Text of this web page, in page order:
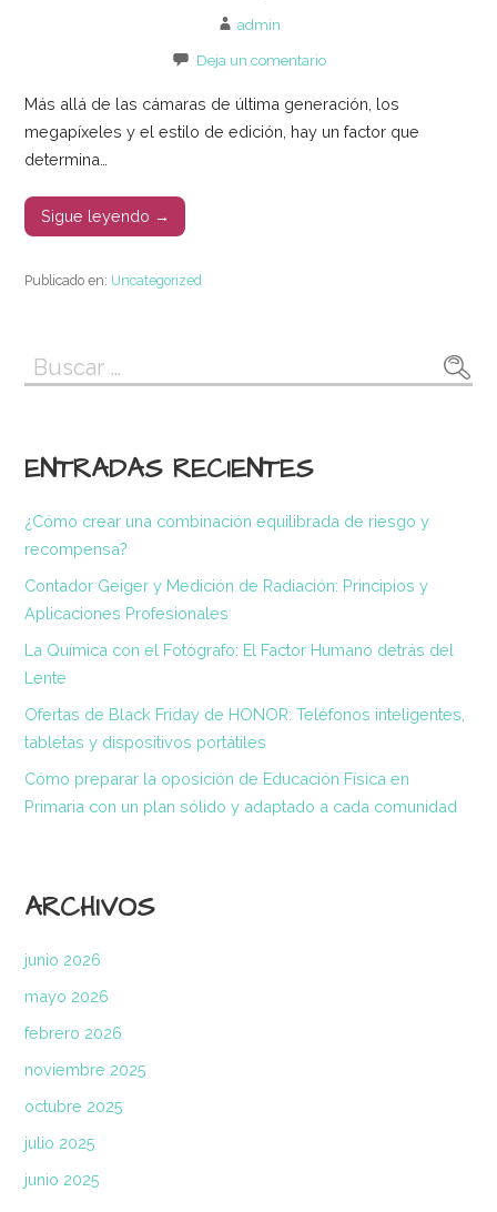
admin
Deja un comentario
Más allá de las cámaras de última generación, los
megapíxeles y el estilo de edición, hay un factor que
determina…
Sigue leyendo →
Publicado en: Uncategorized
Buscar:
ENTRADAS RECIENTES
¿Cómo crear una combinación equilibrada de riesgo y
recompensa?
Contador Geiger y Medición de Radiación: Principios y
Aplicaciones Profesionales
La Química con el Fotógrafo: El Factor Humano detrás del
Lente
Ofertas de Black Friday de HONOR: Teléfonos inteligentes,
tabletas y dispositivos portátiles
Cómo preparar la oposición de Educación Física en
Primaria con un plan sólido y adaptado a cada comunidad
ARCHIVOS
junio 2026
mayo 2026
febrero 2026
noviembre 2025
octubre 2025
julio 2025
junio 2025